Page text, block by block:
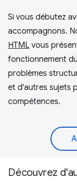
Si vous débutez
accompagnons.
HTML vous
fonctionnement
problèmes
et d'autres sujets
compétences.
Découvrez